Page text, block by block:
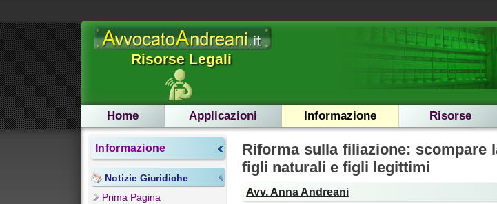
Risorse Legali
Home Applicazioni Informazione Risorse
Informazione
Notizie Giuridiche
Prima Pagina
Riforma sulla filiazione: scompare
figli naturali e figli legittimi
Avv. Anna Andreani